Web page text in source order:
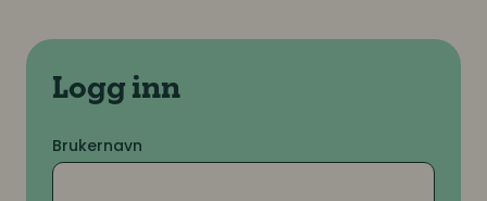
Logg inn
Brukernavn